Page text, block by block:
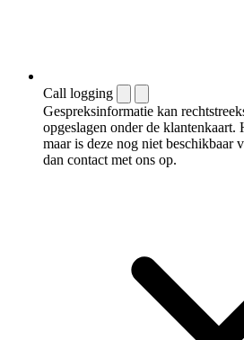
Call logging
Gespreksinformatie kan
opgeslagen onder de klantenkaart.
maar is deze nog niet beschikbaar
dan contact met ons op.